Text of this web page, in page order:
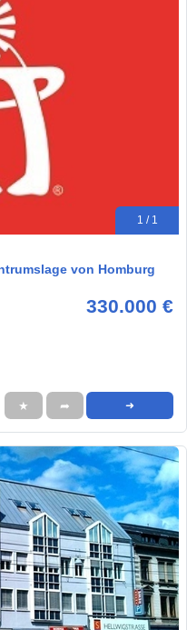
1 / 1
von Homburg
330.000 €
★ ➦ ➜